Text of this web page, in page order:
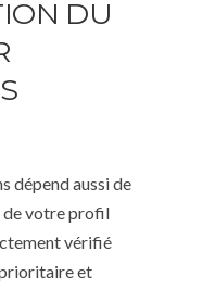
DU
dépend aussi de
de votre profil
vérifié
et